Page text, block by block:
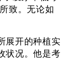
致。无论如
展开的种植实
状况。他是考